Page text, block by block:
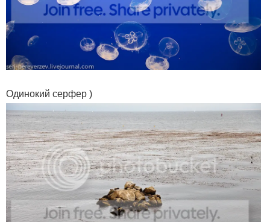
Одинокий серфер )